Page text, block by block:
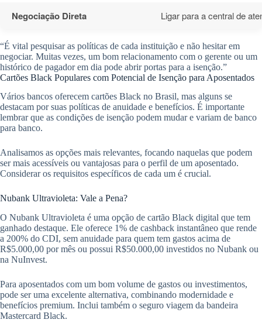
Negociação Direta Ligar para a central de
“É vital pesquisar as políticas de cada instituição e não hesitar em
negociar. Muitas vezes, um bom relacionamento com o gerente ou um
histórico de pagador em dia pode abrir portas para a isenção.”
Cartões Black Populares com Potencial de Isenção para Aposentados
Vários bancos oferecem cartões Black no Brasil, mas alguns se
destacam por suas políticas de anuidade e benefícios. É importante
lembrar que as condições de isenção podem mudar e variam de banco
para banco.
Analisamos as opções mais relevantes, focando naquelas que podem
ser mais acessíveis ou vantajosas para o perfil de um aposentado.
Considerar os requisitos específicos de cada um é crucial.
Nubank Ultravioleta: Vale a Pena?
O Nubank Ultravioleta é uma opção de cartão Black digital que tem
ganhado destaque. Ele oferece 1% de cashback instantâneo que rende
a 200% do CDI, sem anuidade para quem tem gastos acima de
R$5.000,00 por mês ou possui R$50.000,00 investidos no Nubank ou
na NuInvest.
Para aposentados com um bom volume de gastos ou investimentos,
pode ser uma excelente alternativa, combinando modernidade e
benefícios premium. Inclui também o seguro viagem da bandeira
Mastercard Black.